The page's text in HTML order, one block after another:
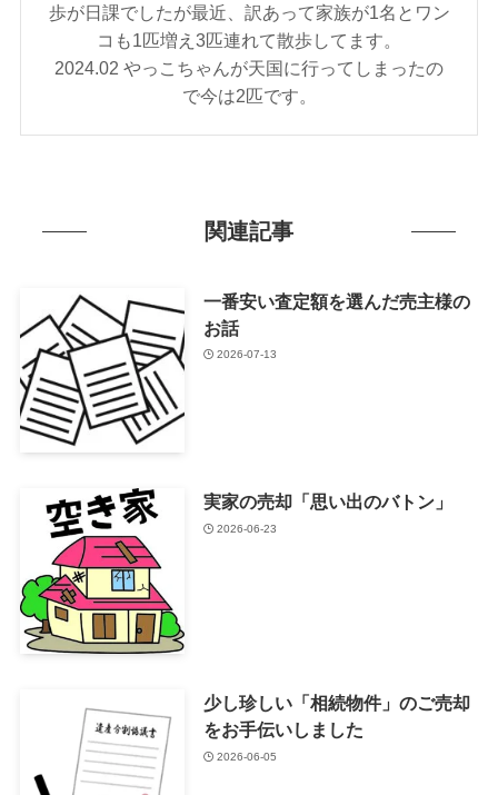
歩が日課でしたが最近、訳あって家族が1名とワン
コも1匹増え3匹連れて散歩してます。
2024.02 やっこちゃんが天国に行ってしまったの
で今は2匹です。
関連記事
一番安い査定額を選んだ売主様の
お話
2026-07-13
実家の売却「思い出のバトン」
2026-06-23
少し珍しい「相続物件」のご売却
をお手伝いしました
2026-06-05